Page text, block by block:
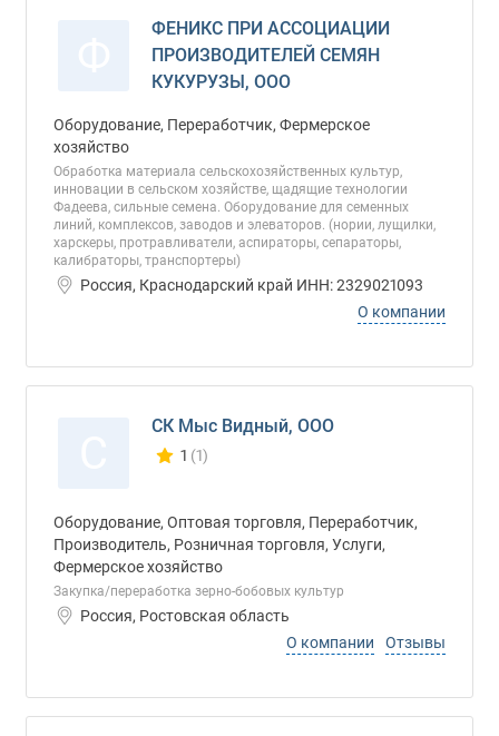
ФЕНИКС ПРИ АССОЦИАЦИИ
ПРОИЗВОДИТЕЛЕЙ СЕМЯН
КУКУРУЗЫ, ООО
Оборудование, Переработчик, Фермерское
хозяйство
Обработка материала сельскохозяйственных культур,
инновации в сельском хозяйстве, щадящие технологии
Фадеева, сильные семена. Оборудование для семенных
линий, комплексов, заводов и элеваторов. (нории, лущилки,
харскеры, протравливатели, аспираторы, сепараторы,
калибраторы, транспортеры)
Россия, Краснодарский край ИНН: 2329021093
О компании
СК Мыс Видный, ООО
Количество отзывов у компании всего и
1 (1)
Оборудование, Оптовая торговля, Переработчик,
Производитель, Розничная торговля, Услуги,
Фермерское хозяйство
Закупка/переработка зерно-бобовых культур
Россия, Ростовская область
О компании
Отзывы